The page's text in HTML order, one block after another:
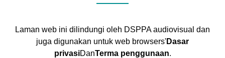
Laman web ini dilindungi oleh DSPPA audiovisual dan
juga digunakan untuk web browsers'Dasar
privasiDanTerma penggunaan.